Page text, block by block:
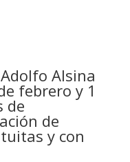
Alsina
febrero y 1
de
de
y con